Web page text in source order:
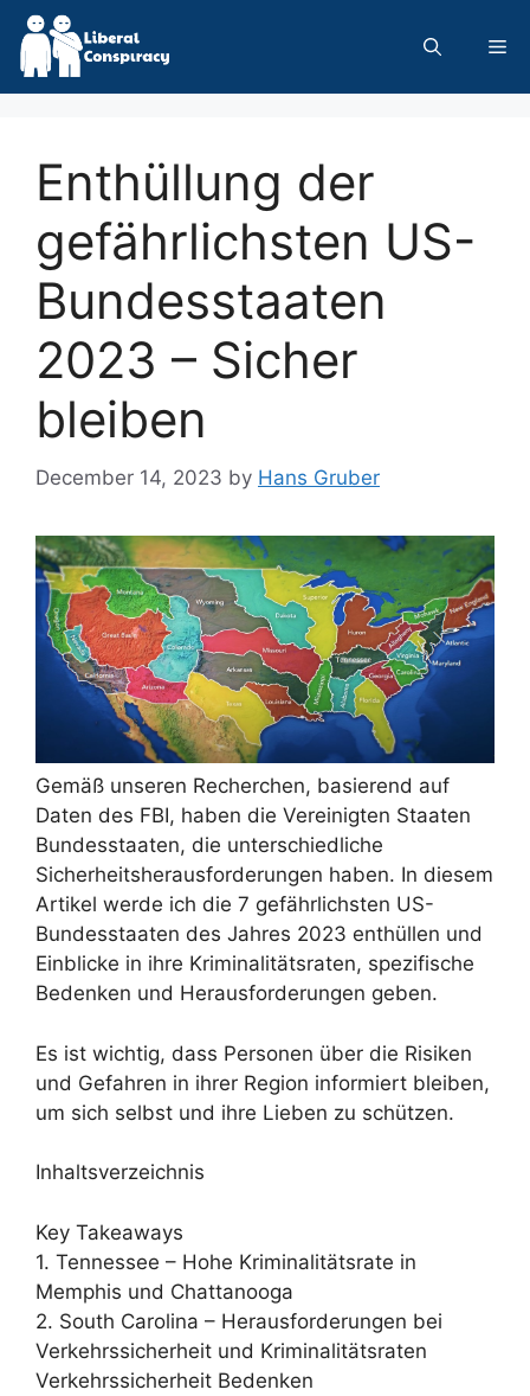
Skip
content
Enthüllung der
gefährlichsten US-
Bundesstaaten
2023 – Sicher
bleiben
December 14, 2023 by Hans Gruber
Gemäß unseren Recherchen, basierend auf
Daten des FBI, haben die Vereinigten Staaten
Bundesstaaten, die unterschiedliche
Sicherheitsherausforderungen haben. In diesem
Artikel werde ich die 7 gefährlichsten US-
Bundesstaaten des Jahres 2023 enthüllen und
Einblicke in ihre Kriminalitätsraten, spezifische
Bedenken und Herausforderungen geben.
Es ist wichtig, dass Personen über die Risiken
und Gefahren in ihrer Region informiert bleiben,
um sich selbst und ihre Lieben zu schützen.
Inhaltsverzeichnis
Key Takeaways
1. Tennessee – Hohe Kriminalitätsrate in
Memphis und Chattanooga
2. South Carolina – Herausforderungen bei
Verkehrssicherheit und Kriminalitätsraten
Verkehrssicherheit Bedenken